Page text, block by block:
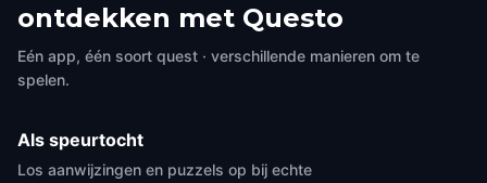
ontdekken met Questo
Eén app, één soort quest · verschillende manieren om te
spelen.
Als speurtocht
Los aanwijzingen en puzzels op bij echte